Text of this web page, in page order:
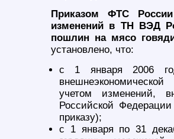
Приказом ФТС
изменений в ТН ВЭД
пошлин на мясо
установлено, что:
с 1 января 2006
учетом изменений,
Российской
приказу);
с 1 января по 31